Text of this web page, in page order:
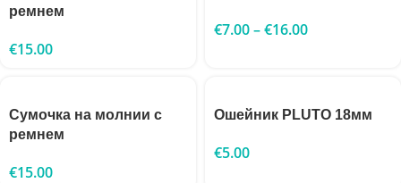
ремнем
€15.00
€7.00–€16.00
Сумочка на молнии с
ремнем
€15.00
Ошейник PLUTO 18мм
€5.00